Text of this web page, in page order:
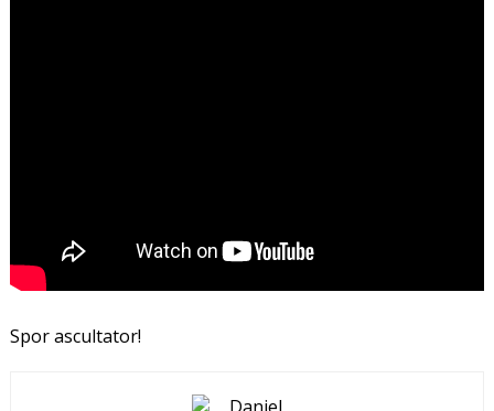
Spor ascultator!